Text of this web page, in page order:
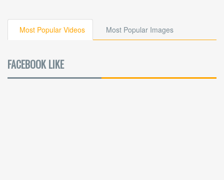
Most Popular Videos Most Popular Images
FACEBOOK LIKE